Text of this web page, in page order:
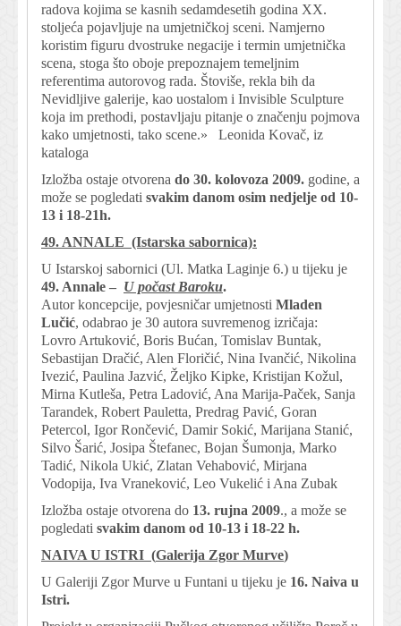
radova kojima se kasnih sedamdesetih godina XX.
stoljeća pojavljuje na umjetničkoj sceni. Namjerno
koristim figuru dvostruke negacije i termin umjetnička
scena, stoga što oboje prepoznajem temeljnim
referentima autorovog rada. Štoviše, rekla bih da
Nevidljive galerije, kao uostalom i Invisible Sculpture
koja im prethodi, postavljaju pitanje o značenju pojmova
kako umjetnosti, tako scene.» Leonida Kovač, iz
kataloga
Izložba ostaje otvorena do 30. kolovoza 2009. godine, a
može se pogledati svakim danom osim nedjelje od 10-
13 i 18-21h.
49. ANNALE (Istarska sabornica):
U Istarskoj sabornici (Ul. Matka Laginje 6.) u tijeku je
49. Annale – U počast Baroku.
Autor koncepcije, povjesničar umjetnosti Mladen
Lučić, odabrao je 30 autora suvremenog izričaja:
Lovro Artuković, Boris Bućan, Tomislav Buntak,
Sebastijan Dračić, Alen Floričić, Nina Ivančić, Nikolina
Ivezić, Paulina Jazvić, Željko Kipke, Kristijan Kožul,
Mirna Kutleša, Petra Ladović, Ana Marija-Paček, Sanja
Tarandek, Robert Pauletta, Predrag Pavić, Goran
Petercol, Igor Rončević, Damir Sokić, Marijana Stanić,
Silvo Šarić, Josipa Štefanec, Bojan Šumonja, Marko
Tadić, Nikola Ukić, Zlatan Vehabović, Mirjana
Vodopija, Iva Vraneković, Leo Vukelić i Ana Zubak
Izložba ostaje otvorena do 13. rujna 2009., a može se
pogledati svakim danom od 10-13 i 18-22 h.
NAIVA U ISTRI (Galerija Zgor Murve)
U Galeriji Zgor Murve u Funtani u tijeku je 16. Naiva u
Istri.